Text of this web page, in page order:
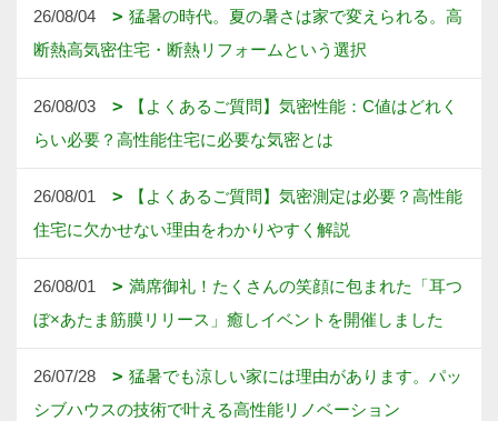
26/08/04
猛暑の時代。夏の暑さは家で変えられる。高
断熱高気密住宅・断熱リフォームという選択
26/08/03
【よくあるご質問】気密性能：C値はどれく
らい必要？高性能住宅に必要な気密とは
26/08/01
【よくあるご質問】気密測定は必要？高性能
住宅に欠かせない理由をわかりやすく解説
26/08/01
満席御礼！たくさんの笑顔に包まれた「耳つ
ぼ×あたま筋膜リリース」癒しイベントを開催しました
26/07/28
猛暑でも涼しい家には理由があります。パッ
シブハウスの技術で叶える高性能リノベーション